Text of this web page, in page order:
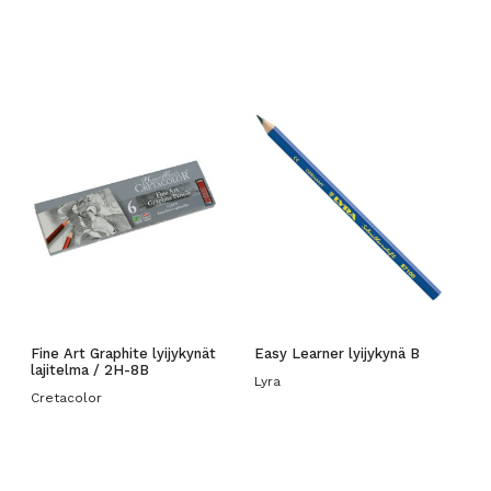
Fine Art Graphite lyijykynät
lajitelma / 2H-8B
Cretacolor
Easy Learner lyijykynä B
Lyra